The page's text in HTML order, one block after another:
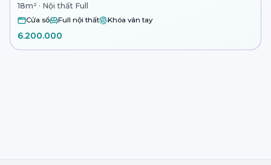
18m² · Nội thất Full
Cửa sổ Full nội thất Khóa vân tay
6.200.000